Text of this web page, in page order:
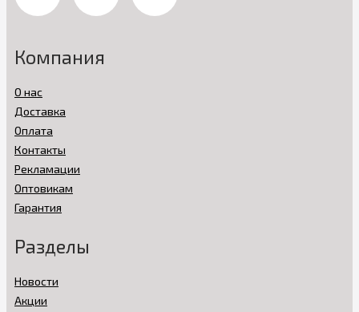
Компания
О нас
Доставка
Оплата
Контакты
Рекламации
Оптовикам
Гарантия
Разделы
Новости
Акции